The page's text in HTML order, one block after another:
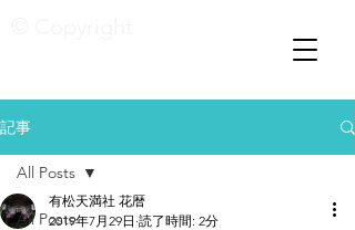
記事
All Posts
All Posts
有松天満社 花暦
2019年7月29日 読了時間: 2分